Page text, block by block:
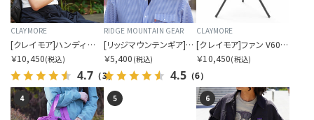
CLAYMORE
[クレイモア]ハンディ エー
￥10,450(税込)
4.7 （3）
RIDGE MOUNTAIN GEAR
[リッジマウンテンギア]サンシェード 2026
￥5,400 (税込)
4.5 （6）
CLAYMORE
[クレイモア]ファン V600+（ケース付き）
￥10,450(税込)
4 5 6